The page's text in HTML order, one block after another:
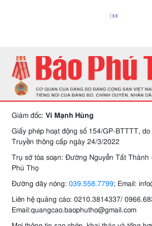
Giám đốc: Vi Mạnh Hùng
Giấy phép hoạt động số 154/GP-BTTTT,
Truyền thông cấp ngày 24/3/2022
Trụ sở tòa soạn: Đường Nguyễn Tất Thành
Phú Thọ
Đường dây nóng: 039.558.7799; Email:
Liên hệ quảng cáo: 0210.3814337/
Email:quangcao.baophutho@gmail.com